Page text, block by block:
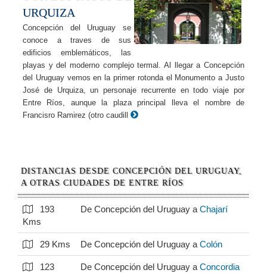
URQUIZA
Concepción del Uruguay se
conoce a traves de sus
edificios emblemáticos, las
playas y del moderno complejo termal. Al llegar a Concepción
del Uruguay vemos en la primer rotonda el Monumento a Justo
José de Urquiza, un personaje recurrente en todo viaje por
Entre Ríos, aunque la plaza principal lleva el nombre de
Francisro Ramirez (otro caudill
DISTANCIAS DESDE CONCEPCIÓN DEL URUGUAY,
A OTRAS CIUDADES DE ENTRE RÍOS
193
Kms
De Concepción del Uruguay a Chajarí
29 Kms De Concepción del Uruguay a Colón
123
De Concepción del Uruguay a Concordia